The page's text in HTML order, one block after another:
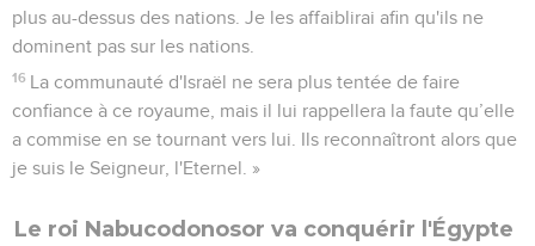
plus au-dessus des nations. Je les affaiblirai afin qu'ils ne
dominent pas sur les nations.
16 La communauté d'Israël ne sera plus tentée de faire
confiance à ce royaume, mais il lui rappellera la faute qu’elle
a commise en se tournant vers lui. Ils reconnaîtront alors que
je suis le Seigneur, l'Eternel. »
Le roi Nabucodonosor va conquérir l'Égypte